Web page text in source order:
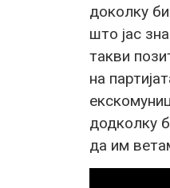
доколку
што јас
такви
на
додколку
да им